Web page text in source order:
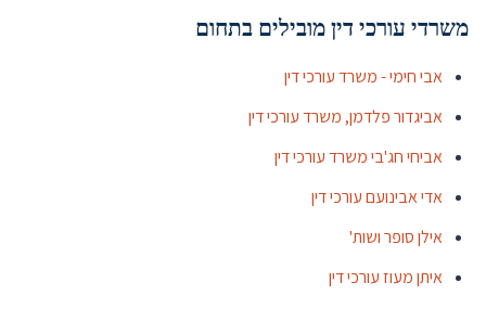
משרדי עורכי דין מובילים בתחום
אבי חימי - משרד עורכי דין
אביגדור פלדמן, משרד עורכי דין
אביחי חג'בי משרד עורכי דין
אדי אבינועם עורכי דין
אילן סופר ושות'
איתן מעוז עורכי דין